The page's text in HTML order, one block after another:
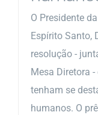
O Presidente
Espírito Santo,
resolução -
Mesa Diretora
tenham se
humanos. O